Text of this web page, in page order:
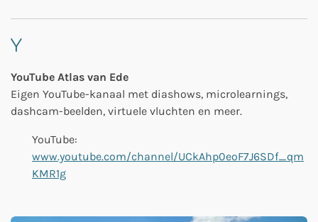
Y
YouTube Atlas van Ede
Eigen YouTube-kanaal met diashows, microlearnings,
dashcam-beelden, virtuele vluchten en meer.
YouTube:
www.youtube.com/channel/UCkAhp0eoF7J6SDf_qm
KMR1g